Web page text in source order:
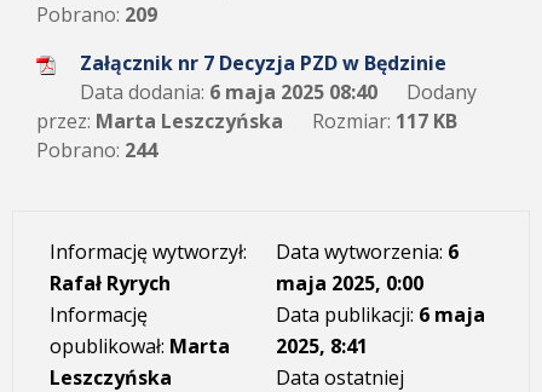
Pobrano: 209
Załącznik nr 7 Decyzja PZD w Będzinie
Data dodania: 6 maja 2025 08:40
Dodany
przez: Marta Leszczyńska Rozmiar: 117 KB
Pobrano: 244
Informację wytworzył:
Rafał Ryrych
Informację
opublikował: Marta
Leszczyńska
Data wytworzenia: 6
maja 2025, 0:00
Data publikacji: 6 maja
2025, 8:41
Data ostatniej